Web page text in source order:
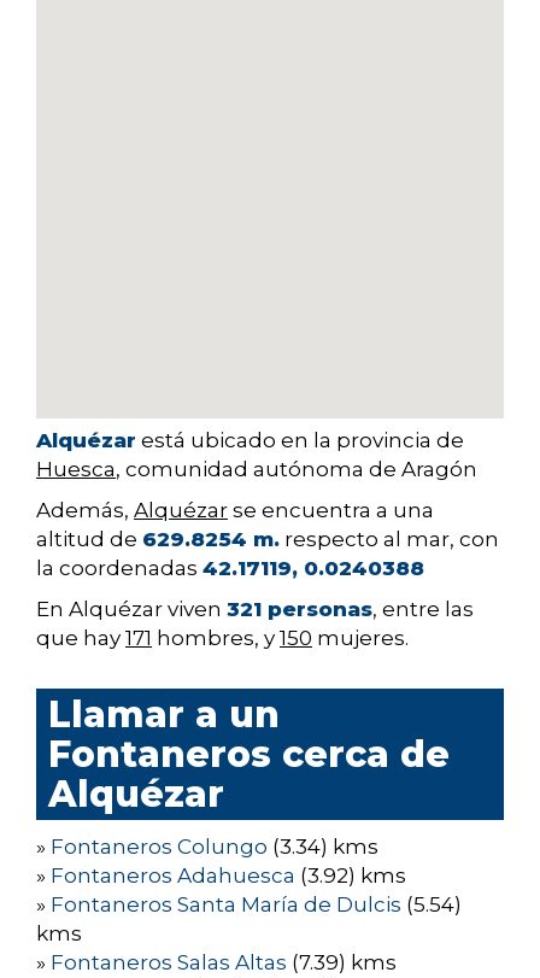
Alquézar está ubicado en la provincia de
Huesca, comunidad autónoma de Aragón
Además, Alquézar se encuentra a una
altitud de 629.8254 m. respecto al mar, con
la coordenadas 42.17119, 0.0240388
En Alquézar viven 321 personas, entre las
que hay 171 hombres, y 150 mujeres.
Llamar a un
Fontaneros cerca de
Alquézar
» Fontaneros Colungo (3.34) kms
» Fontaneros Adahuesca (3.92) kms
» Fontaneros Santa María de Dulcis (5.54)
kms
» Fontaneros Salas Altas (7.39) kms